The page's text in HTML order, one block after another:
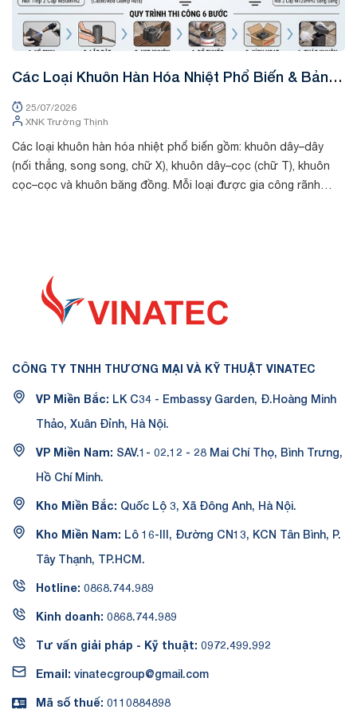
Các Loại Khuôn Hàn Hóa Nhiệt Phổ Biến & Bảng
25/07/2026
XNK Trường Thịnh
Các loại khuôn hàn hóa nhiệt phổ biến gồm: khuôn dây–dây
(nối thẳng, song song, chữ X), khuôn dây–cọc (chữ T), khuôn
cọc–cọc và khuôn băng đồng. Mỗi loại được gia công rãnh
CÔNG TY TNHH THƯƠNG MẠI VÀ KỸ THUẬT VINATEC
VP Miền Bắc: LK C34 - Embassy Garden, Đ.Hoàng Minh
Thảo, Xuân Đỉnh, Hà Nội.
VP Miền Nam: SAV.1- 02.12 - 28 Mai Chí Thọ, Bình Trưng,
Hồ Chí Minh.
Kho Miền Bắc: Quốc Lộ 3, Xã Đông Anh, Hà Nội.
Kho Miền Nam: Lô 16-III, Đường CN13, KCN Tân Bình, P.
Tây Thạnh, TP.HCM.
Hotline: 0868.744.989
Kinh doanh: 0868.744.989
Tư vấn giải pháp - Kỹ thuật: 0972.499.992
Email: vinatecgroup@gmail.com
Mã số thuế: 0110884898